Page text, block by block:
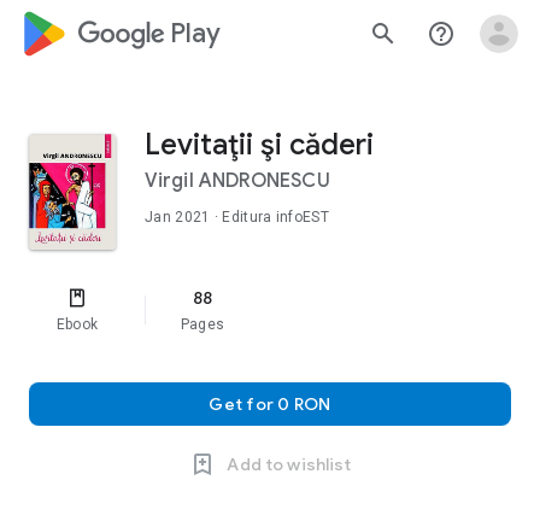
google_logo Play search help_outline
Levitaţii şi căderi
Virgil ANDRONESCU
Jan 2021 · Editura infoEST
Ebook
88
Pages
Get for 0 RON
Add to wishlist